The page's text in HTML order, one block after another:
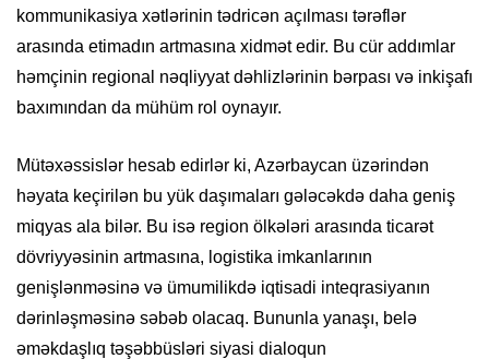
kommunikasiya xətlərinin tədricən açılması tərəflər
arasında etimadın artmasına xidmət edir. Bu cür addımlar
həmçinin regional nəqliyyat dəhlizlərinin bərpası və inkişafı
baxımından da mühüm rol oynayır.
Mütəxəssislər hesab edirlər ki, Azərbaycan üzərindən
həyata keçirilən bu yük daşımaları gələcəkdə daha geniş
miqyas ala bilər. Bu isə region ölkələri arasında ticarət
dövriyyəsinin artmasına, logistika imkanlarının
genişlənməsinə və ümumilikdə iqtisadi inteqrasiyanın
dərinləşməsinə səbəb olacaq. Bununla yanaşı, belə
əməkdaşlıq təşəbbüsləri siyasi dialoqun